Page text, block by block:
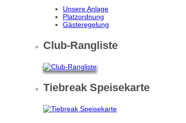
Unsere Anlage
Platzordnung
Gästeregelung
Club-Rangliste
Tiebreak Speisekarte